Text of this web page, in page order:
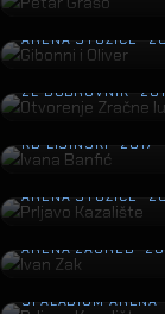
Gibonni i
ARENA STOŽICE ·
Otvorenje
ZL DUBROVNIK ·
Ivana
KD LISINSKI · 2017
Prljavo
ARENA STOŽICE ·
Ivan Zak
ARENA ZAGREB ·
Prljavo
SPALADIUM ARENA